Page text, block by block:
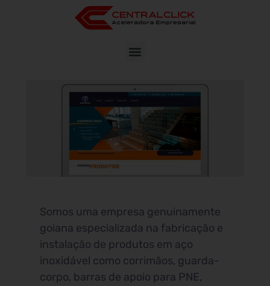
Somos uma empresa genuinamente
goiana especializada na fabricação e
instalação de produtos em aço
inoxidável como corrimãos, guarda-
corpo, barras de apoio para PNE,